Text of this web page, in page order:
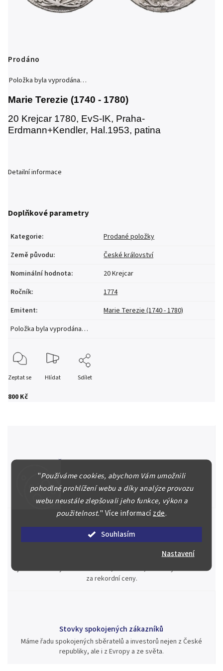
"Používáme cookies, abychom Vám umožnili
pohodlné prohlížení webu a díky analýze provozu
webu neustále zlepšovali jeho funkce, výkon a
použitelnost." Více informacízde.
Souhlasím
Nastavení
800 Kč
Prodáno
Položka byla vyprodána…
Marie Terezie (1740 - 1780)
20 Krejcar 1780, EvS-IK, Praha-
Erdmann+Kendler, Hal.1953, patina
Detailní informace
Doplňkové parametry
Kategorie:
Prodané položky
Země původu:
České království
Nominální hodnota:
20 Krejcar
Ročník:
1774
Emitent:
Marie Terezie (1740 - 1780)
Položka byla vyprodána…
Zeptat se Hlídat Sdílet
Špičkové služby za nejlepší ceny
Náš kolektiv specialistů a znalců se Vám bude plně věnovat.
Posoudíme kvalitu a pravost Vašeho materiálu, prodáme v naší
aukci nebo Vám poradíme kam investovat.
Během té doby jsme v našich aukcích prodali významné sbírky i
jednotlivé kusy unikátních mincí, bankovek, řádů a vyznamenání
za rekordní ceny.
Stovky spokojených zákazníků
Máme řadu spokojených sběratelů a investorů nejen z České
republiky, ale i z Evropy a ze světa.